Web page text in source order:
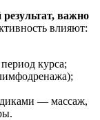
важно
влияют:
курса;
— массаж,